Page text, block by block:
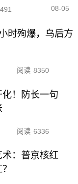
08-05
时殉爆，乌后方
阅读 8350
！防长一句
阅读 6336
：普京核红